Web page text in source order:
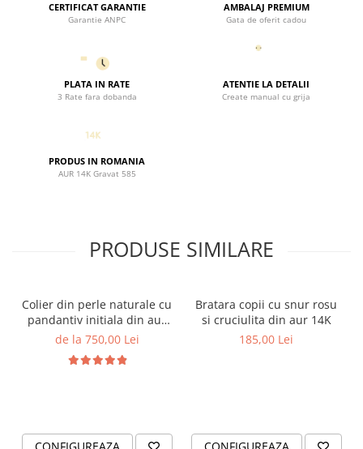
CERTIFICAT GARANTIE
Garantie ANPC
AMBALAJ PREMIUM
Gata de oferit cadou
PLATA IN RATE
3 Rate fara dobanda
ATENTIE LA DETALII
Create manual cu grija
PRODUS IN ROMANIA
AUR 14K Gravat 585
PRODUSE SIMILARE
Colier din perle naturale cu
pandantiv initiala din aur
14K si bilute din aur 14K de
de la 750,00 Lei
Bratara copii cu snur rosu
si cruciulita din aur 14K
185,00 Lei